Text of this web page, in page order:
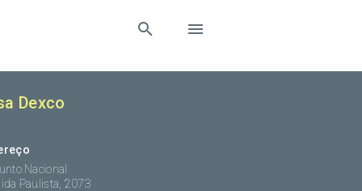
Dexco
Nacional
Paulista, 2073